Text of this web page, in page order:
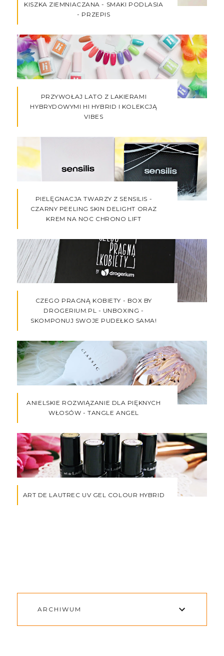
KISZKA ZIEMNIACZANA - SMAKI PODLASIA
- PRZEPIS
PRZYWOŁAJ LATO Z LAKIERAMI
HYBRYDOWYMI HI HYBRID I KOLEKCJĄ
VIBES
PIELĘGNACJA TWARZY Z SENSILIS -
CZARNY PEELING SKIN DELIGHT ORAZ
KREM NA NOC CHRONO LIFT
CZEGO PRAGNĄ KOBIETY - BOX BY
DROGERIUM.PL - UNBOXING -
SKOMPONUJ SWOJE PUDEŁKO SAMA!
ANIELSKIE ROZWIĄZANIE DLA PIĘKNYCH
WŁOSÓW - TANGLE ANGEL
ART DE LAUTREC UV GEL COLOUR HYBRID
ARCHIWUM